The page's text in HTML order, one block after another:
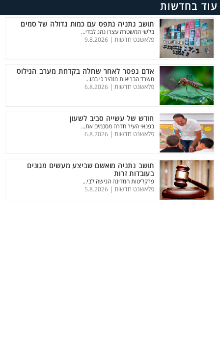
עוד בחדשות
תושב נתניה נתפס עם כמות גדולה של סמים
בלשי המשטרה עצרו נהג לבדי...
פלאשנט חדשות | 9.8.2026
אדם נפטר לאחר שחלה בקדחת מערב הנילוס
משרד הבריאות מזהיר כי במו...
פלאשנט חדשות | 6.8.2026
חודש של עשייה סביב לשעון
בפנאי העיר חדרה מסכמים את...
פלאשנט חדשות | 6.8.2026
תושב נתניה מואשם שביצע מעשים מגונים
בעובדות זרות
פרקליטות המדינה הגישה לבי...
פלאשנט חדשות | 5.8.2026